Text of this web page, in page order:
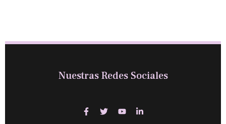
Nuestras Redes Sociales